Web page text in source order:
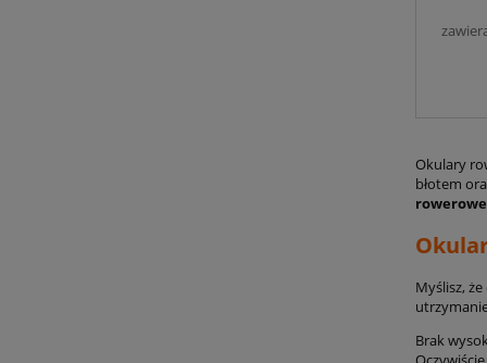
Okulary
błotem
rowerowe
Myślisz,
Brak